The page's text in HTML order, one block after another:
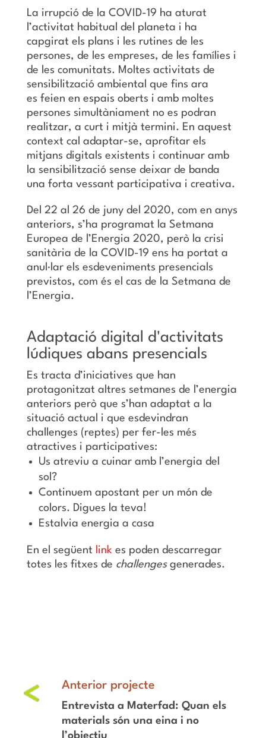
La irrupció de la COVID-19 ha aturat
l’activitat habitual del planeta i ha
capgirat els plans i les rutines de les
persones, de les empreses, de les famílies i
de les comunitats. Moltes activitats de
sensibilització ambiental que fins ara
es feien en espais oberts i amb moltes
persones simultàniament no es podran
realitzar, a curt i mitjà termini. En aquest
context cal adaptar-se, aprofitar els
mitjans digitals existents i continuar amb
la sensibilització sense deixar de banda
una forta vessant participativa i creativa.
Del 22 al 26 de juny del 2020, com en anys
anteriors, s’ha programat la Setmana
Europea de l’Energia 2020, però la crisi
sanitària de la COVID-19 ens ha portat a
anul·lar els esdeveniments presencials
previstos, com és el cas de la Setmana de
l’Energia.
Adaptació digital d'activitats
lúdiques abans presencials
Es tracta d’iniciatives que han
protagonitzat altres setmanes de l’energia
anteriors però que s’han adaptat a la
situació actual i que esdevindran
challenges (reptes) per fer-les més
atractives i participatives:
Us atreviu a cuinar amb l’energia del
sol?
Continuem apostant per un món de
colors. Digues la teva!
Estalvia energia a casa
En el següent link es poden descarregar
totes les fitxes de challengesgenerades.
Entrevista a Materfad: Quan els
materials són una eina i no
l’objectiu